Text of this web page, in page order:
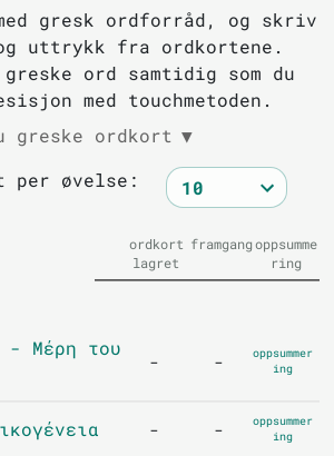
gresk ordforråd, og skriv
uttrykk fra ordkortene.
ord samtidig som du
med touchmetoden.
greske ordkort ▼
per øvelse:
ordkort
lagret
framgangoppsumme
ring
- Μέρη του
- -
oppsummer
ing
- -
oppsummer
ing